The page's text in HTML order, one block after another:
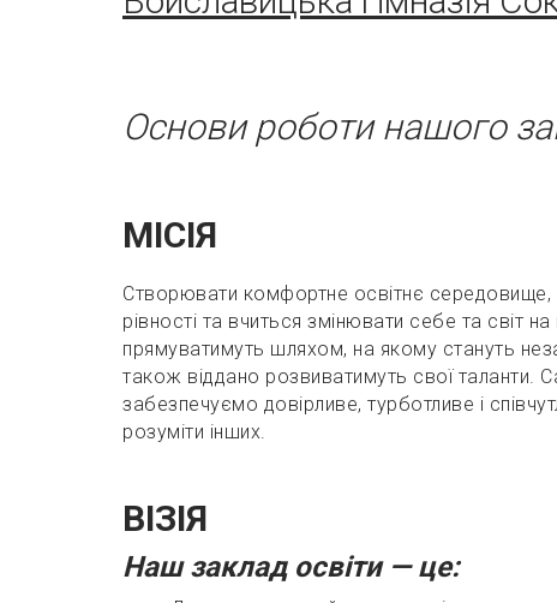
Основи роботи нашого
МІСІЯ
Створювати комфортне освітнє середовище,
рівності та вчиться змінювати себе та світ
прямуватимуть шляхом, на якому стануть
також віддано розвиватимуть свої таланти.
забезпечуємо довірливе, турботливе і
розуміти інших.
ВІЗІЯ
Наш заклад освіти — це: